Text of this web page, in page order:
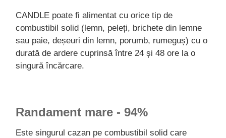
CANDLE poate fi alimentat cu orice tip de
combustibil solid (lemn, peleți, brichete din lemne
sau paie, deșeuri din lemn, porumb, rumeguș) cu o
durată de ardere cuprinsă între 24 și 48 ore la o
singură încărcare.
Randament mare - 94%
Este singurul cazan pe combustibil solid care